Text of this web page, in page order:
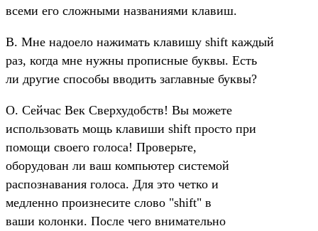
всеми его сложными названиями клавиш.
В. Мне надоело нажимать клавишу shift каждый
раз, когда мне нужны прописные буквы. Есть
ли другие способы вводить заглавные буквы?
О. Сейчас Век Сверхудобств! Вы можете
использовать мощь клавиши shift просто при
помощи своего голоса! Проверьте,
оборудован ли ваш компьютер системой
распознавания голоса. Для это четко и
медленно произнесите слово "shift" в
ваши колонки. После чего внимательно